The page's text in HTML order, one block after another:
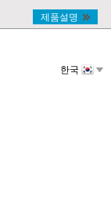
제품설명
한국